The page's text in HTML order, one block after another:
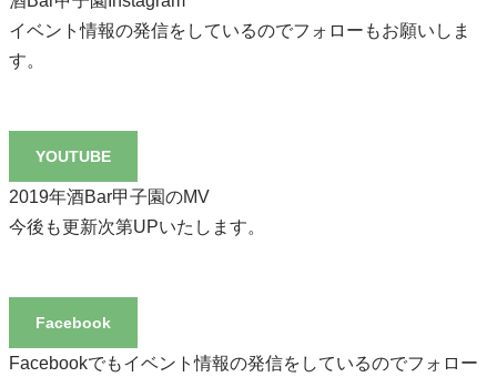
イベント情報の発信をしているのでフォローもお願いしま
す。
YOUTUBE
2019年酒Bar甲子園のMV
今後も更新次第UPいたします。
Facebook
Facebookでもイベント情報の発信をしているのでフォロー